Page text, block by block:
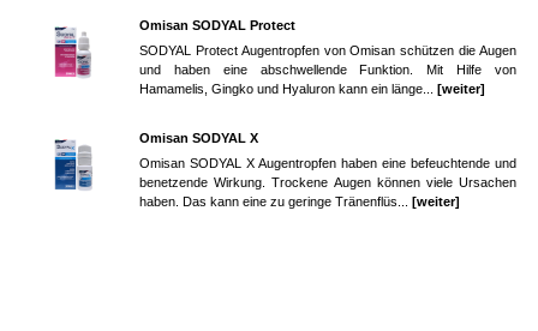
Omisan SODYAL Protect
SODYAL Protect Augentropfen von Omisan schützen die Augen
und haben eine abschwellende Funktion. Mit Hilfe von
Hamamelis, Gingko und Hyaluron kann ein länge... [weiter]
Omisan SODYAL X
Omisan SODYAL X Augentropfen haben eine befeuchtende und
benetzende Wirkung. Trockene Augen können viele Ursachen
haben. Das kann eine zu geringe Tränenflüs... [weiter]